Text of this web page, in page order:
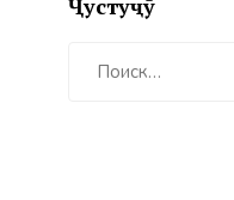
Ҷустуҷӯ